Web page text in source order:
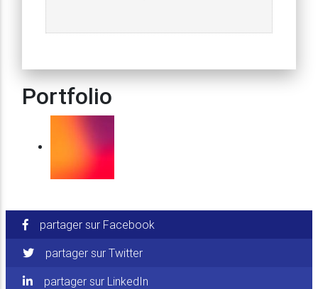
Portfolio
partager sur Facebook
partager sur Twitter
partager sur LinkedIn